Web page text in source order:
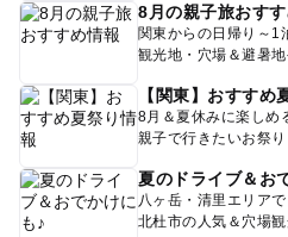
8月の親子旅おす
関東からの日帰り～1
観光地・穴場＆避暑地
【関東】おすすめ
8月＆夏休みに楽しめ
親子で行きたいお祭
夏のドライブ＆お
八ヶ岳・清里エリア
北杜市の人気＆穴場